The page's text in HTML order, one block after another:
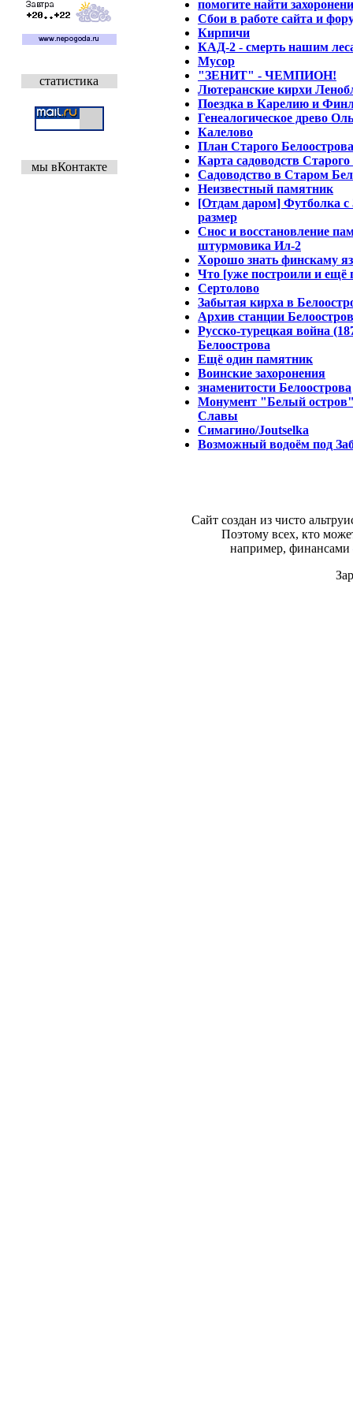
статистика
мы вКонтакте
помогите найти
Сбои в работе сайта и
Кирпичи
КАД-2 - смерть нашим
Мусор
"ЗЕНИТ" - ЧЕМПИОН!
Лютеранские кирхи
Поездка в Карелию и
Генеалогическое древо
Калелово
План Старого
Карта садоводств
Садоводство в Старом
Неизвестный памятник
[Отдам даром] Футболка
размер
Снос и восстановление
штурмовика Ил-2
Хорошо знать финскаму
Что [уже построили и ещё
Сертолово
Забытая кирха в
Архив станции Белоостров
Русско-турецкая война
Белоострова
Ещё один памятник
Воинские захоронения
знаменитости Белоострова
Монумент "Белый остров"
Славы
Симагино/Joutselka
Возможный водоём под
Сайт создан из чисто
Поэтому всех, кто
например, финансами